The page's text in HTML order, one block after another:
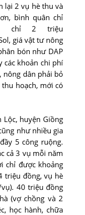
lại 2 vụ hè thu và
bình quân chỉ
chỉ 2 triệu
giá vật tư nông
bón như DAP
các khoản chi phí
nông dân phải bỏ
thu hoạch, mới có
Lộc, huyện Giồng
như nhiều gia
5 công ruộng.
cả 3 vụ mỗi năm
chỉ được khoảng
triệu đồng, vụ hè
40 triệu đồng
(vợ chồng và 2
học hành, chữa